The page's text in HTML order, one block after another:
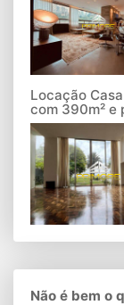
Locação
com 390m² e
Não é bem o